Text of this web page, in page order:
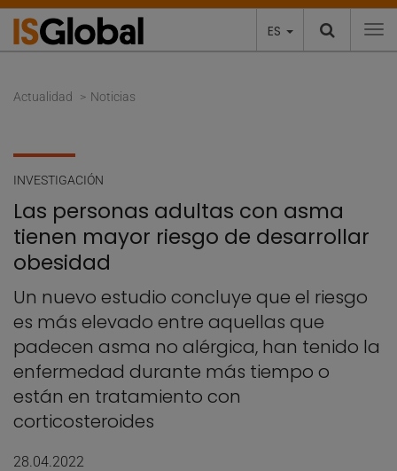
ES
Actualidad Noticias
INVESTIGACIÓN
Las personas adultas con asma
tienen mayor riesgo de desarrollar
obesidad
Un nuevo estudio concluye que el riesgo
es más elevado entre aquellas que
padecen asma no alérgica, han tenido la
enfermedad durante más tiempo o
están en tratamiento con
corticosteroides
28.04.2022